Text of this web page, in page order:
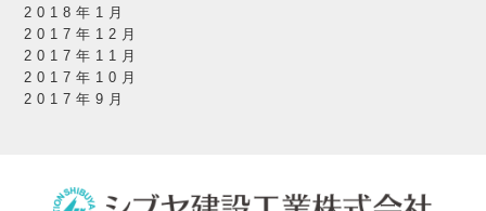
2018年1月
2017年12月
2017年11月
2017年10月
2017年9月